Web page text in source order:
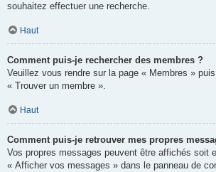
souhaitez effectuer une recherche.
Haut
Comment puis-je rechercher des membres ?
Veuillez vous rendre sur la page « Membres »
« Trouver un membre ».
Haut
Comment puis-je retrouver mes propres
Vos propres messages peuvent être affichés soit
« Afficher vos messages » dans le panneau de